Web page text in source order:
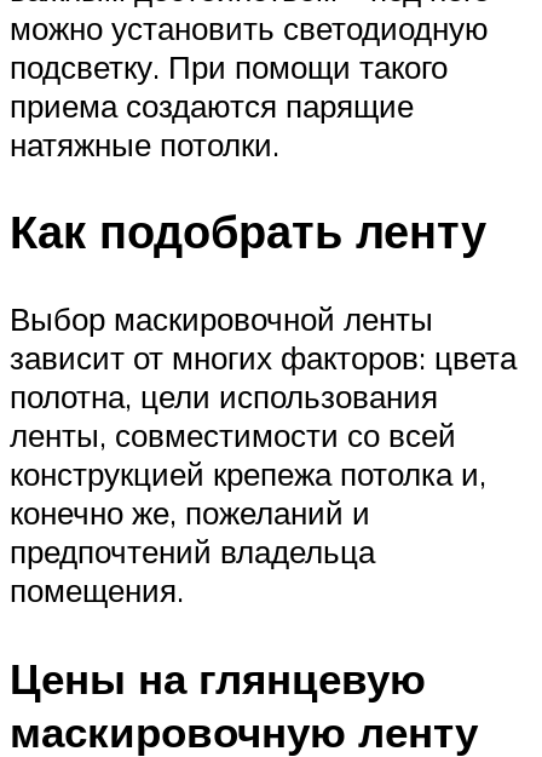
можно установить светодиодную
подсветку. При помощи такого
приема создаются парящие
натяжные потолки.
Как подобрать ленту
Выбор маскировочной ленты
зависит от многих факторов: цвета
полотна, цели использования
ленты, совместимости со всей
конструкцией крепежа потолка и,
конечно же, пожеланий и
предпочтений владельца
помещения.
Цены на глянцевую
маскировочную ленту